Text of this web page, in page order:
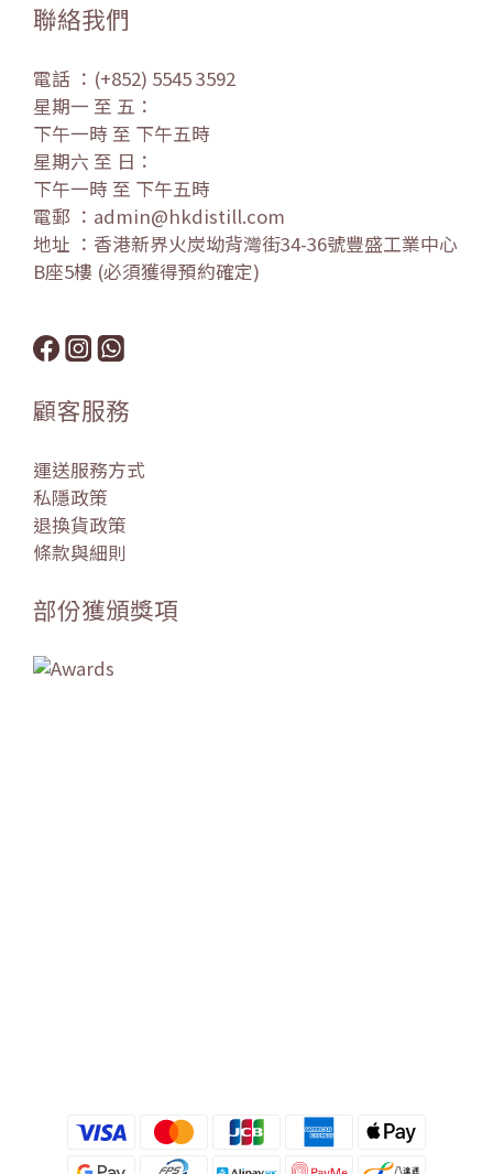
聯絡我們
電話 ：(+852) 5545 3592
星期一 至 五：
下午一時 至 下午五時
星期六 至 日：
下午一時 至 下午五時
電郵 ：admin@hkdistill.com
地址 ：香港新界火炭坳背灣街34-36號豐盛工業中心
B座5樓 (必須獲得預約確定)
顧客服務
運送服務方式
私隱政策
退換貨政策
條款與細則
部份獲頒獎項